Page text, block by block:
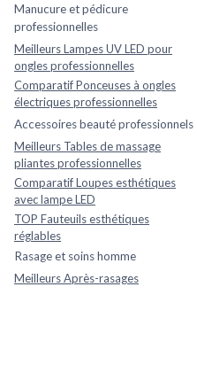
Manucure et pédicure
professionnelles
Meilleurs Lampes UV LED pour
ongles professionnelles
Comparatif Ponceuses à ongles
électriques professionnelles
Accessoires beauté professionnels
Meilleurs Tables de massage
pliantes professionnelles
Comparatif Loupes esthétiques
avec lampe LED
TOP Fauteuils esthétiques
réglables
Rasage et soins homme
Meilleurs Après-rasages